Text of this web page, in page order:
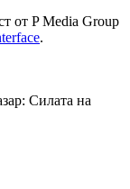
от P Media Group
.
Силата на